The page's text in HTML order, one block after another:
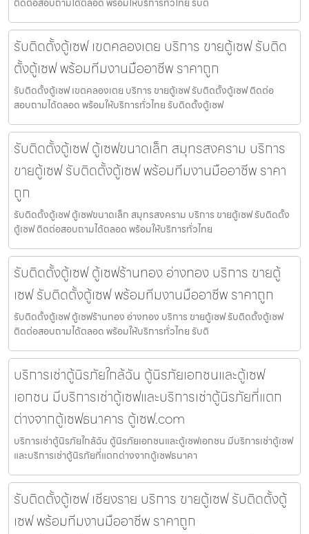
รับติดตั้งตู้เซฟ เขตคลองเตย บริการ ขายตู้เซฟ รับติด
ตั้งตู้เซฟ พร้อมทีมงานมืออาชีพ ราคาถูก
รับติดตั้งตู้เซฟ เขตคลองเตย บริการ ขายตู้เซฟ รับติดตั้งตู้เซฟ ติดต่อ
สอบถามได้ตลอด พร้อมให้บริการทั่วไทย รับติดตั้งตู้เซฟ
รับติดตั้งตู้เซฟ ตู้เซฟขนาดเล็ก สมุทรสงคราม บริการ
ขายตู้เซฟ รับติดตั้งตู้เซฟ พร้อมทีมงานมืออาชีพ ราคา
ถูก
รับติดตั้งตู้เซฟ ตู้เซฟขนาดเล็ก สมุทรสงคราม บริการ ขายตู้เซฟ รับติดตั้ง
ตู้เซฟ ติดต่อสอบถามได้ตลอด พร้อมให้บริการทั่วไทย
รับติดตั้งตู้เซฟ ตู้เซฟร้านทอง อ่างทอง บริการ ขายตู้
เซฟ รับติดตั้งตู้เซฟ พร้อมทีมงานมืออาชีพ ราคาถูก
รับติดตั้งตู้เซฟ ตู้เซฟร้านทอง อ่างทอง บริการ ขายตู้เซฟ รับติดตั้งตู้เซฟ
ติดต่อสอบถามได้ตลอด พร้อมให้บริการทั่วไทย รับติ
บริการเช่าตู้นิรภัยใกล้ฉัน ตู้นิรภัยเอกชนและตู้เซฟ
เอกชน มีบริการเช่าตู้เซฟและบริการเช่าตู้นิรภัยที่แตก
ต่างจากตู้เซฟธนาคาร ตู้เซฟ.com
บริการเช่าตู้นิรภัยใกล้ฉัน ตู้นิรภัยเอกชนและตู้เซฟเอกชน มีบริการเช่าตู้เซฟ
และบริการเช่าตู้นิรภัยที่แตกต่างจากตู้เซฟธนาคา
รับติดตั้งตู้เซฟ เชียงราย บริการ ขายตู้เซฟ รับติดตั้งตู้
เซฟ พร้อมทีมงานมืออาชีพ ราคาถูก